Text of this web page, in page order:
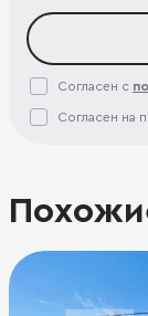
Согласен с
Согласен на